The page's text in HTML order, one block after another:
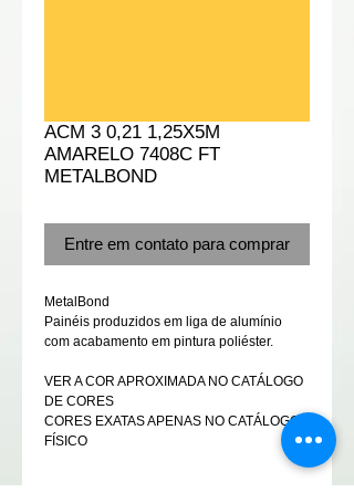
ACM 3 0,21 1,25X5M
AMARELO 7408C FT
METALBOND
Entre em contato para comprar
MetalBond
Painéis produzidos em liga de alumínio
com acabamento em pintura poliéster.
VER A COR APROXIMADA NO CATÁLOGO
DE CORES
CORES EXATAS APENAS NO CATÁLOGO
FÍSICO